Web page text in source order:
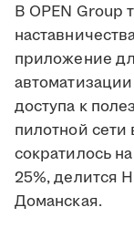
В OPEN Group
приложение
доступа к
пилотной
сократилось
25%, делится
Доманская.